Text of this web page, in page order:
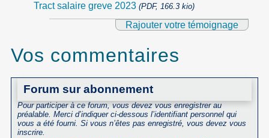
Tract salaire greve 2023 (PDF, 166.3 kio)
Rajouter votre témoignage
Vos commentaires
Forum sur abonnement
Pour participer à ce forum, vous devez vous enregistrer au
préalable. Merci d’indiquer ci-dessous l’identifiant personnel qui
vous a été fourni. Si vous n’êtes pas enregistré, vous devez vous
inscrire.